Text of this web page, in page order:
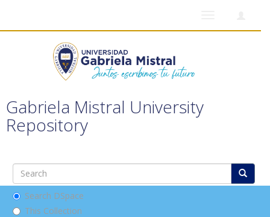
Gabriela Mistral University
Repository
Search DSpace
This Collection